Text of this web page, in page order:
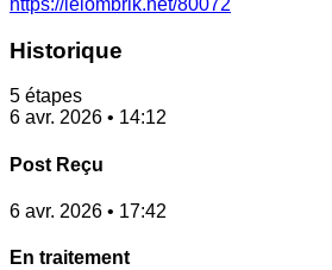
https://lelombrik.net/80072
Historique
5 étapes
6 avr. 2026 • 14:12
Post Reçu
6 avr. 2026 • 17:42
En traitement